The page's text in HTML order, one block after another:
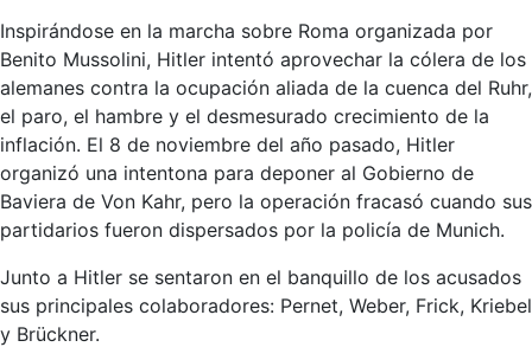
Inspirándose en la marcha sobre Roma organizada por
Benito Mussolini, Hitler intentó aprovechar la cólera de los
alemanes contra la ocupación aliada de la cuenca del Ruhr,
el paro, el hambre y el desmesurado crecimiento de la
inflación. El 8 de noviembre del año pasado, Hitler
organizó una intentona para deponer al Gobierno de
Baviera de Von Kahr, pero la operación fracasó cuando sus
partidarios fueron dispersados por la policía de Munich.
Junto a Hitler se sentaron en el banquillo de los acusados
sus principales colaboradores: Pernet, Weber, Frick, Kriebel
y Brückner.